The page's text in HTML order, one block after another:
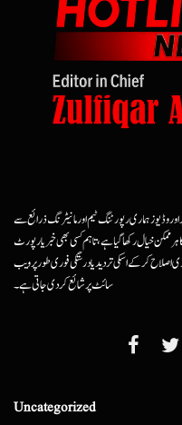
وڈیوز ہماری رپورٹنگ ٹیم اور مانیٹرنگ ذرائع سے
خیال رکھا گیا ہے، تاہم کسی بھی خبر یا رپورٹ
اصلاح کرکے اسکی تردید یا درستگی فوری طور پر ویب
سائٹ پر شائع کردی جاتی ہے۔
Uncategorized